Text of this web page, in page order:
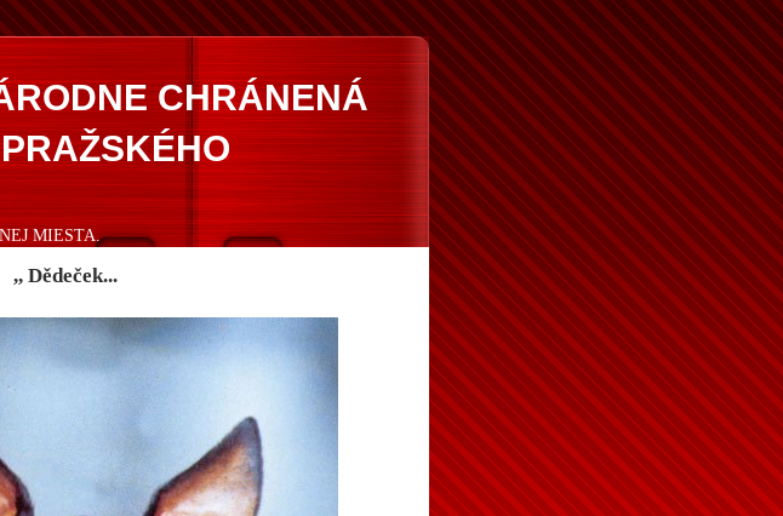
CHRÁNENÁ
MIESTA.
,, Dědeček...